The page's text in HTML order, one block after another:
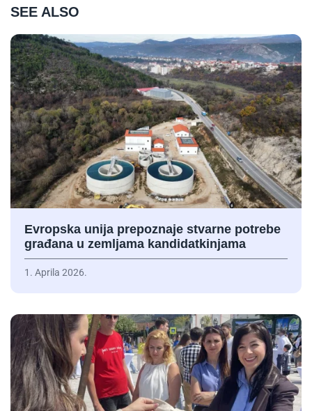
SEE ALSO
Evropska unija prepoznaje stvarne potrebe
građana u zemljama kandidatkinjama
1. Aprila 2026.